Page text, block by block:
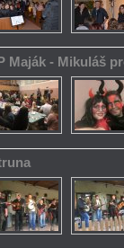
Maják - Mikuláš